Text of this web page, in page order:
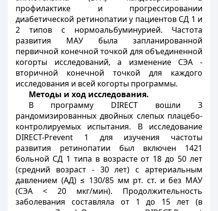
профилактике и прогрессировании
диабетической ретинопатии у пациентов СД 1 и
2 типов с нормоальбуминурией. Частота
развития МАУ была запланированной
первичной конечной точкой для объединенной
когорты исследований, а изменение СЭА -
вторичной конечной точкой для каждого
исследования и всей когорты программы.
Методы и ход исследования.
В программу DIRECT вошли 3
рандомизированных двойных слепых плацебо-
контролируемых испытания. В исследование
DIRECT-Prevent 1 для изучения частоты
развития ретинопатии был включен 1421
больной СД 1 типа в возрасте от 18 до 50 лет
(средний возраст - 30 лет) с артериальным
давлением (АД) ≤ 130/85 мм рт. ст. и без МАУ
(СЭА < 20 мкг/мин). Продолжительность
заболевания составляла от 1 до 15 лет (в